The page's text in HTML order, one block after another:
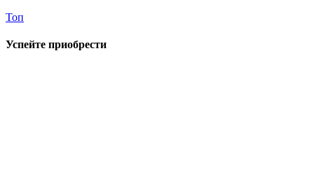
Топ
Успейте приобрести